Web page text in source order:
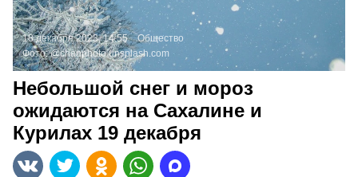
18 декабря 2023, 14:55
Общество
Фото:@chanphoto unsplash.com
Небольшой снег и мороз
ожидаются на Сахалине и
Курилах 19 декабря